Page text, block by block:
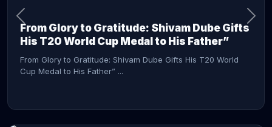
From Glory to Gratitude: Shivam Dube Gifts
His T20 World Cup Medal to His Father”
From Glory to Gratitude: Shivam Dube Gifts His T20 World
Cup Medal to His Father” ...